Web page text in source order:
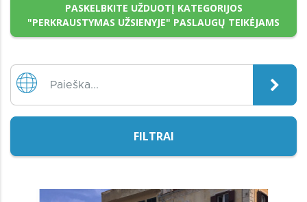
PASKELBKITE UŽDUOTĮ KATEGORIJOS
"PERKRAUSTYMAS UŽSIENYJE" PASLAUGŲ TEIKĖJAMS
FILTRAI